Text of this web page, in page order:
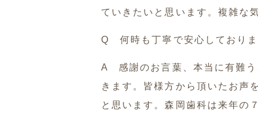
ていきたいと思います。複雑な
Q 何時も丁寧で安心しておりま
A 感謝のお言葉、本当に有難う
きます。皆様方から頂いたお声
と思います。森岡歯科は来年の